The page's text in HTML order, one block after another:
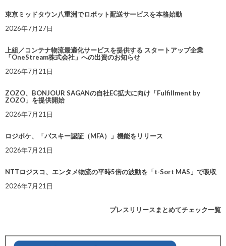
東京ミッドタウン八重洲でロボット配送サービスを本格始動
2026年7月27日
上組／コンテナ物流最適化サービスを提供する スタートアップ企業
「OneStream株式会社」への出資のお知らせ
2026年7月21日
ZOZO、BONJOUR SAGANの自社EC拡大に向け「Fulfillment by
ZOZO」を提供開始
2026年7月21日
ロジポケ、「パスキー認証（MFA）」機能をリリース
2026年7月21日
NTTロジスコ、エンタメ物流の平時5倍の波動を「t-Sort MAS」で吸収
2026年7月21日
プレスリリースまとめてチェック一覧